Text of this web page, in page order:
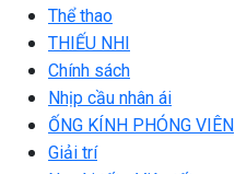
Thể thao
THIẾU NHI
Chính sách
Nhịp cầu nhân ái
ỐNG KÍNH PHÓNG VIÊN
Giải trí